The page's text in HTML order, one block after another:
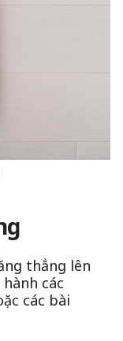
thẳng lên
các
các bài